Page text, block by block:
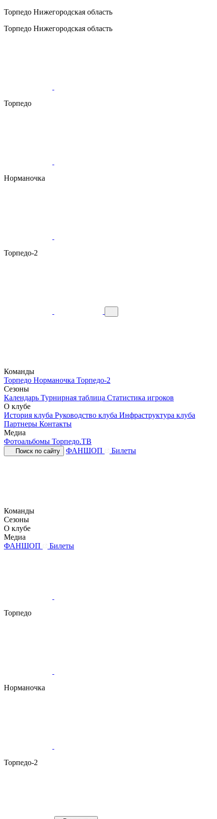
Торпедо Нижегородская область
Торпедо Нижегородская область
Торпедо
Норманочка
Торпедо-2
Команды
Торпедо Норманочка Торпедо-2
Сезоны
Календарь Турнирная таблица Статистика игроков
О клубе
История клуба Руководство клуба Инфраструктура клуба
Партнеры Контакты
Медиа
Фотоальбомы Торпедо.ТВ
Поиск по сайту ФАНШОП Билеты
Команды
Сезоны
О клубе
Медиа
ФАНШОП
Билеты
Торпедо
Норманочка
Торпедо-2